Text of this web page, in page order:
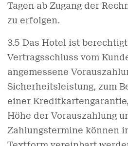
Tagen ab Zugang der
zu erfolgen.
3.5 Das Hotel ist
Vertragsschluss vom
angemessene
Sicherheitsleistung, zum
einer
Höhe der Vorauszahlung
Zahlungstermine können